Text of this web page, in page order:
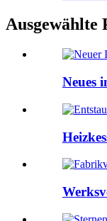
Ausgewählte
Neues